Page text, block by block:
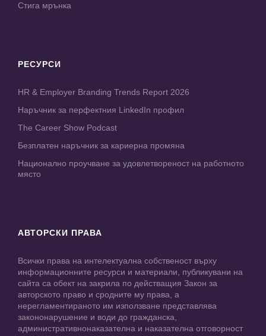
Стига мрънка
РЕСУРСИ
HR & Employer Branding Trends Report 2026
Наръчник за перфектния LinkedIn профил
The Career Show Podcast
Безплатен наръчник за кариерна промяна
Национално проучване за удовлетвореност на работното
място
АВТОРСКИ ПРАВА
Всички права на интелектуална собственост върху
информационните ресурси и материали, публикувани на
сайта са обект на закрила по действащия Закон за
авторското право и сродните му права, а
нерегламентираното им използване представлява
закононарушение и води до гражданска,
административнонаказателна и наказателна отговорност